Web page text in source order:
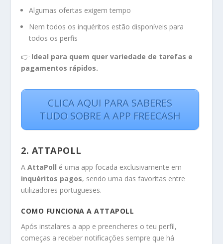
Algumas ofertas exigem tempo
Nem todos os inquéritos estão disponíveis para
todos os perfis
👉 Ideal para quem quer variedade de tarefas e
pagamentos rápidos.
CLICA AQUI PARA SABERES
TUDO SOBRE A APP FREECASH
2. ATTAPOLL
AAttaPoll é uma app focada exclusivamente em
inquéritos pagos, sendo uma das favoritas entre
utilizadores portugueses.
COMO FUNCIONA A ATTAPOLL
Após instalares a app e preencheres o teu perfil,
começas a receber notificações sempre que há